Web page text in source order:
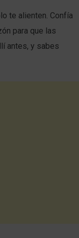
te alienten. Confía
para que las
antes, y sabes